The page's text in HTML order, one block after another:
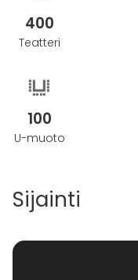
400
Teatteri
100
U-muoto
Sijainti